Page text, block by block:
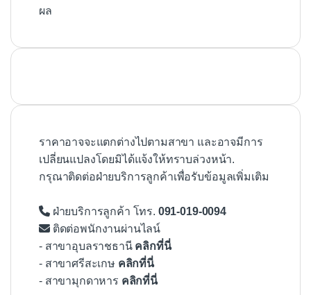
ผล
ราคาอาจจะแตกต่างไปตามสาขา และอาจมีการ
เปลี่ยนแปลงโดยมิได้แจ้งให้ทราบล่วงหน้า.
กรุณาติดต่อฝ่ายบริการลูกค้าเพื่อรับข้อมูลเพิ่มเติม
ฝ่ายบริการลูกค้า โทร. 091-019-0094
ติดต่อพนักงานผ่านไลน์
- สาขาอุบลราชธานี คลิกที่นี่
- สาขาศรีสะเกษ คลิกที่นี่
- สาขามุกดาหาร คลิกที่นี่